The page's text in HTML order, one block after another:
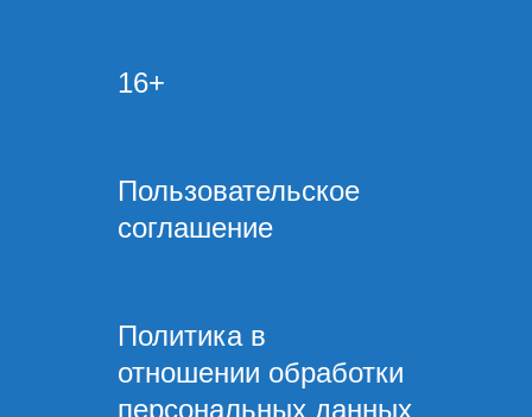
16+
Пользовательское
соглашение
Политика в
отношении обработки
персональных данных